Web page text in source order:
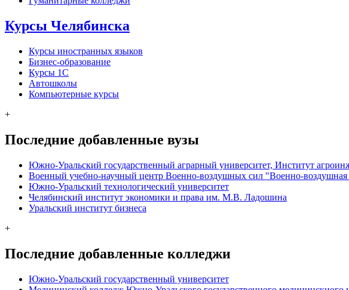
Курсы Челябинска
Курсы иностранных языков
Бизнес-образование
Курсы 1С
Автошколы
Компьютерные курсы
+
Последние добавленные вузы
Южно-Уральский государственный аграрный университет, Институт
Военный учебно-научный центр Военно-воздушных сил "Военно-
Южно-Уральский технологический университет
Челябинский институт экономики и права им. М.В. Ладошина
Уральский институт бизнеса
+
Последние добавленные колледжи
Южно-Уральский государственный университет